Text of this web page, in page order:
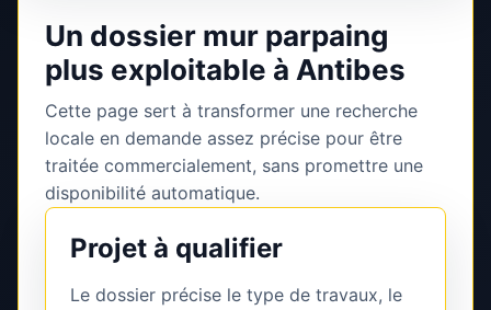
Un dossier mur parpaing
plus exploitable à Antibes
Cette page sert à transformer une recherche
locale en demande assez précise pour être
traitée commercialement, sans promettre une
disponibilité automatique.
Projet à qualifier
Le dossier précise le type de travaux, le